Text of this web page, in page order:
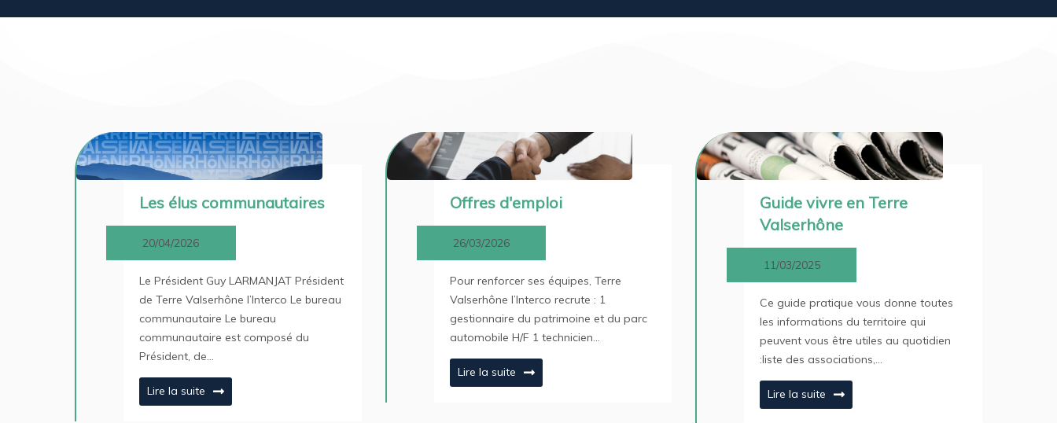
Les élus communautaires
20/04/2026
Le Président Guy LARMANJAT Président
de Terre Valserhône l’Interco Le bureau
communautaire Le bureau
communautaire est composé du
Président, de…
Lire la suite
Offres d'emploi
26/03/2026
Pour renforcer ses équipes, Terre
Valserhône l’Interco recrute : 1
gestionnaire du patrimoine et du parc
automobile H/F 1 technicien…
Lire la suite
Guide vivre en Terre
Valserhône
11/03/2025
Ce guide pratique vous donne toutes
les informations du territoire qui
peuvent vous être utiles au quotidien
:liste des associations,…
Lire la suite